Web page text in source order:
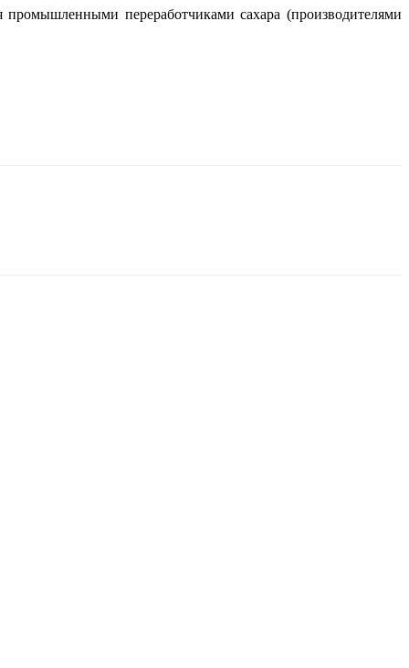
промышленными переработчиками сахара (производителями